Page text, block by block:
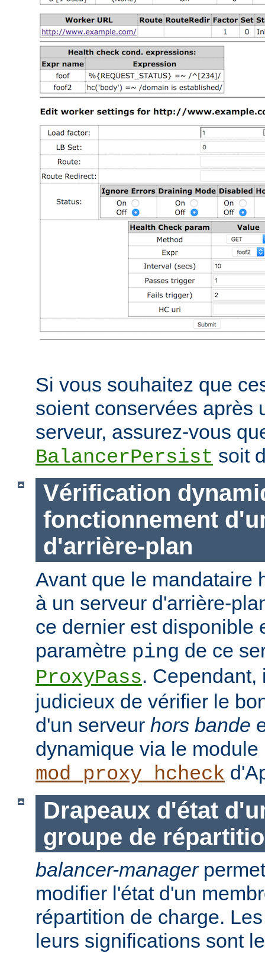
Si vous souhaitez que
soient conservées après
serveur, assurez-vous
BalancerPersist soit
Vérification
fonctionnement
d'arrière-plan
Avant que le mandataire
à un serveur d'arrière-
ce dernier est disponible
paramètre ping de ce
ProxyPass. Cependant,
judicieux de vérifier le
d'un serveur hors bande
dynamique via le module
mod_proxy_hcheck
Drapeaux d'état
groupe de
balancer-manager
modifier l'état d'un
répartition de charge.
leurs significations sont